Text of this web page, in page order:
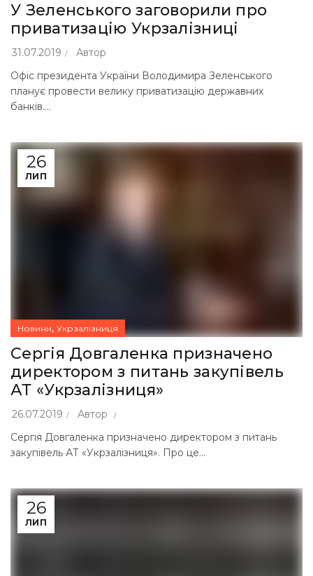
У Зеленського заговорили про
приватизацію Укрзалізниці
31.07.2019
Автор
Офіс президента України Володимира Зеленського
планує провести велику приватизацію державних
банків....
26
ЛИП
Новини, Укрзалізниця
Сергія Довгаленка призначено
директором з питань закупівель
АТ «Укрзалізниця»
26.07.2019
Автор
Сергія Довгаленка призначено директором з питань
закупівель АТ «Укрзалізниця». Про це...
26
ЛИП